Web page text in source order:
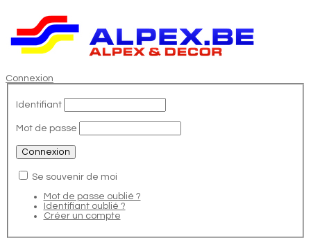
Connexion
Identifiant
Mot de passe
Se souvenir de moi
Mot de passe oublié ?
Identifiant oublié ?
Créer un compte